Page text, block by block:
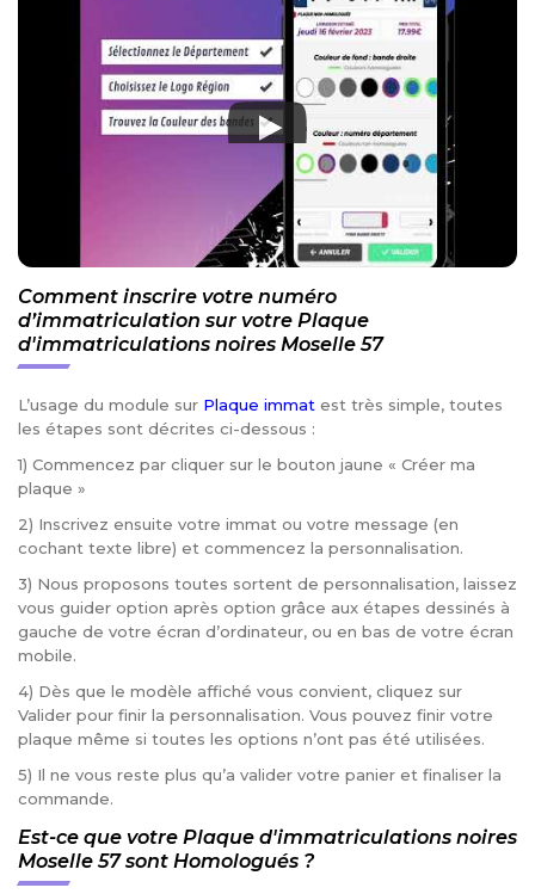
Comment inscrire votre numéro
d’immatriculation sur votre Plaque
d'immatriculations noires Moselle 57
L’usage du module sur Plaque immat est très simple, toutes
les étapes sont décrites ci-dessous :
1) Commencez par cliquer sur le bouton jaune « Créer ma
plaque »
2) Inscrivez ensuite votre immat ou votre message (en
cochant texte libre) et commencez la personnalisation.
3) Nous proposons toutes sortent de personnalisation, laissez
vous guider option après option grâce aux étapes dessinés à
gauche de votre écran d’ordinateur, ou en bas de votre écran
mobile.
4) Dès que le modèle affiché vous convient, cliquez sur
Valider pour finir la personnalisation. Vous pouvez finir votre
plaque même si toutes les options n’ont pas été utilisées.
5) Il ne vous reste plus qu’a valider votre panier et finaliser la
commande.
Est-ce que votre Plaque d'immatriculations noires
Moselle 57 sont Homologués ?